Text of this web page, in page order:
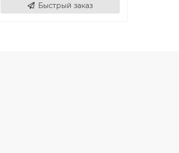
Быстрый заказ